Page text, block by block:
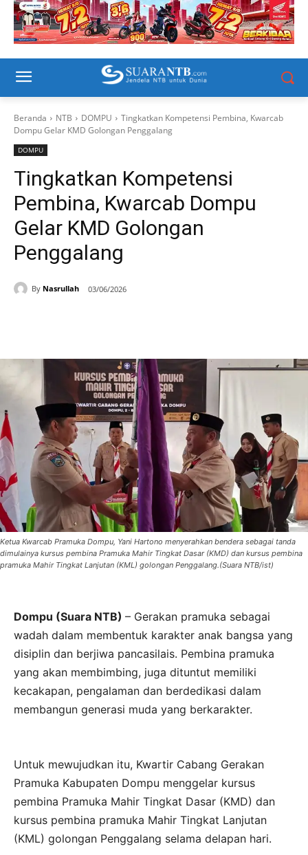
Beranda NTB DOMPU
Tingkatkan Kompetensi Pembina, Kwarcab
Dompu Gelar KMD Golongan Penggalang
DOMPU
Tingkatkan Kompetensi
Pembina, Kwarcab Dompu
Gelar KMD Golongan
Penggalang
By Nasrullah 03/06/2026
Ketua Kwarcab Pramuka Dompu, Yani Hartono menyerahkan bendera sebagai tanda
dimulainya kursus pembina Pramuka Mahir Tingkat Dasar (KMD) dan kursus pembina
pramuka Mahir Tingkat Lanjutan (KML) golongan Penggalang.(Suara NTB/ist)
Dompu (Suara NTB) – Gerakan pramuka sebagai
wadah dalam membentuk karakter anak bangsa yang
disiplin dan berjiwa pancasilais. Pembina pramuka
yang akan membimbing, juga dituntut memiliki
kecakapan, pengalaman dan berdedikasi dalam
membangun generasi muda yang berkarakter.
Untuk mewujudkan itu, Kwartir Cabang Gerakan
Pramuka Kabupaten Dompu menggelar kursus
pembina Pramuka Mahir Tingkat Dasar (KMD) dan
kursus pembina pramuka Mahir Tingkat Lanjutan
(KML) golongan Penggalang selama delapan hari.